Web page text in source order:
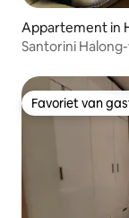
Appartement in
Santorini
Favoriet van
Favoriet van